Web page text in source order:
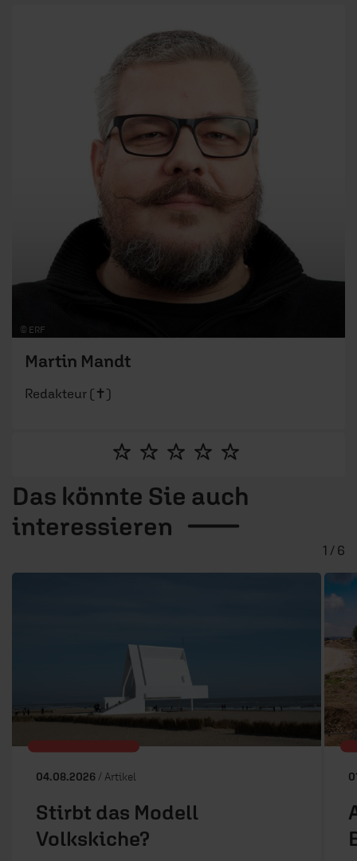
© ERF
Martin Mandt
Redakteur (✝)
Das könnte Sie auch
interessieren
04.08.2026 / Artikel
Stirbt das Modell
Volkskiche?
1 / 6